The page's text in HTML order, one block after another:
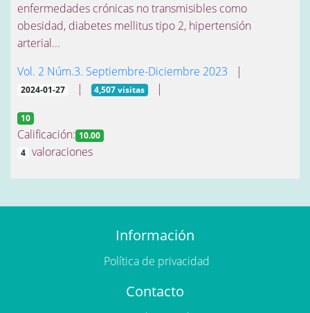
enfermedades crónicas no transmisibles como
obesidad, diabetes mellitus tipo 2, hipertensión
arterial...
Vol. 2 Núm.3. Septiembre-Diciembre 2023 |
2024-01-27 | 4,507 visitas |
10
Calificación: 10.00
4 valoraciones
Información
Política de privacidad
Contacto